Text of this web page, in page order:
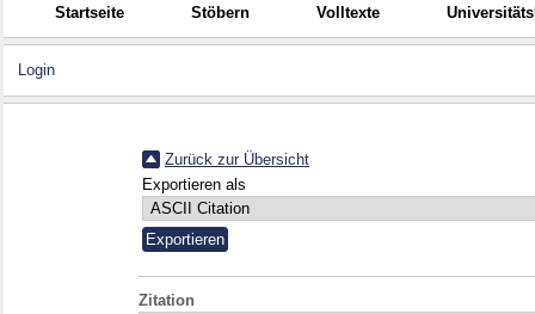
Startseite Stöbern Volltexte
Login
Zurück zur Übersicht
Exportieren als
Zitation